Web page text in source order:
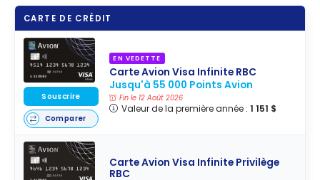
ez vos
points RBC
Avion en
British
Airways
Avios avec
30 % de
bonus
CARTE DE CRÉDIT
EN VEDETTE
Carte Avion Visa Infinite RBC
Jusqu'à 55 000 Points Avion
Fin le 12 Août 2026
Valeur de la première année : 1 151 $
Souscrire
Comparer
Carte Avion Visa Infinite Privilège
RBC